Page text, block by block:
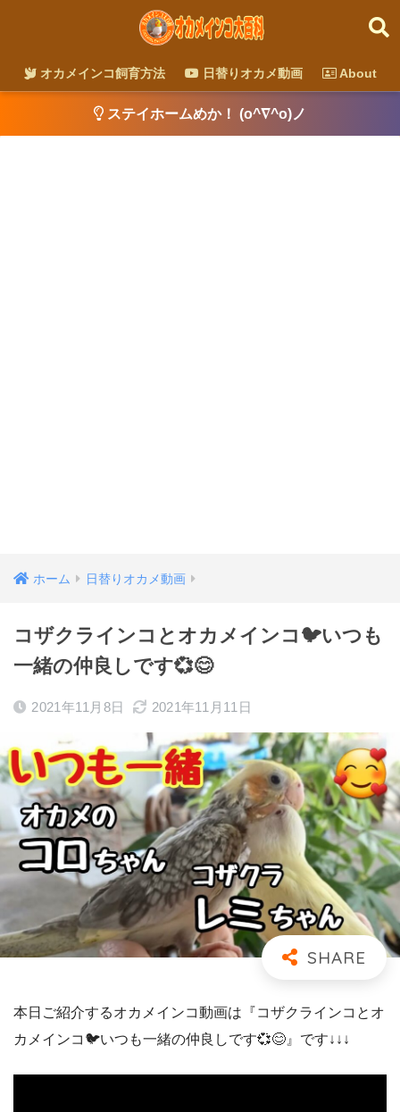
オカメインコ飼育方法 日替りオカメ動画 About
ステイホームめか！ (o^∇^o)ノ
ホーム 日替りオカメ動画
コザクラインコとオカメインコ🐦いつも
一緒の仲良しです💞😊
2021年11月8日 2021年11月11日
本日ご紹介するオカメインコ動画は『コザクラインコとオ
カメインコ🐦いつも一緒の仲良しです💞😊』です↓↓↓